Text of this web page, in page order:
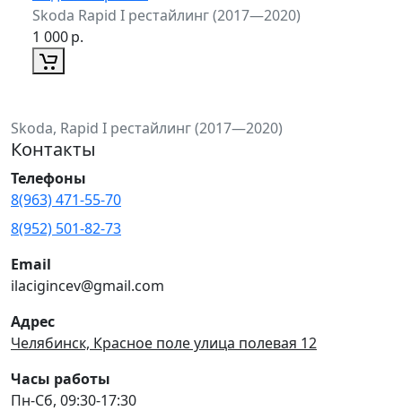
Skoda Rapid I рестайлинг (2017—2020)
1 000р.
Skoda, Rapid I рестайлинг (2017—2020)
Контакты
Телефоны
8(963) 471-55-70
8(952) 501-82-73
Email
ilacigincev@gmail.com
Адрес
Челябинск, Красное поле улица полевая 12
Часы работы
Пн-Сб, 09:30-17:30